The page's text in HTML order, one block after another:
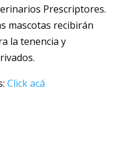
Prescriptores.
mascotas recibirán
la tenencia y
Click acá